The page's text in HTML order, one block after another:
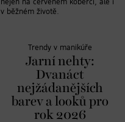
nejen na červeném koberci, ale i
v běžném životě.
Trendy v manikúře
Jarní nehty:
Dvanáct
nejžádanějších
barev a looků pro
rok 2026